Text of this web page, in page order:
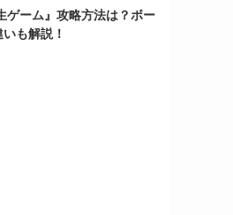
ゲーム』攻略方法は？ボー
も解説！